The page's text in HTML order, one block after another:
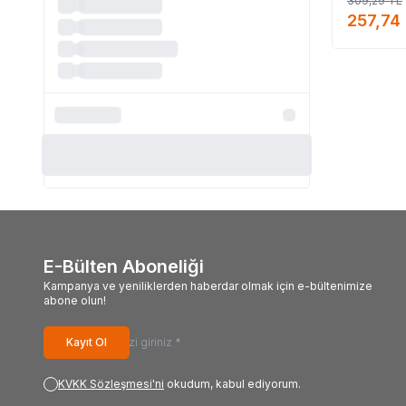
257,74
E-Bülten Aboneliği
Kampanya ve yeniliklerden haberdar olmak için e-bültenimize
abone olun!
Kayıt Ol
KVKK Sözleşmesi'ni okudum, kabul ediyorum.